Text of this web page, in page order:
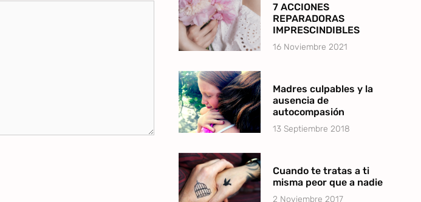
7 ACCIONES
REPARADORAS
IMPRESCINDIBLES
16 Noviembre 2021
Madres culpables y la
ausencia de
autocompasión
13 Septiembre 2018
Cuando te tratas a ti
misma peor que a nadie
2 Noviembre 2017